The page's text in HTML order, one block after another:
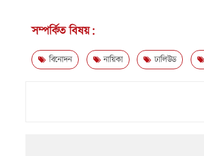
সম্পর্কিত বিষয়:
বিনোদন নায়িকা ঢালিউড